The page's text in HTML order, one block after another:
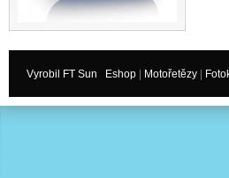
Vyrobil FT Sun Eshop | Motořetězy |